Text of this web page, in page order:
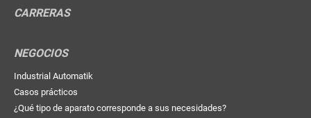
CARRERAS
NEGOCIOS
Industrial Automatik
Casos prácticos
¿Qué tipo de aparato corresponde a sus necesidades?